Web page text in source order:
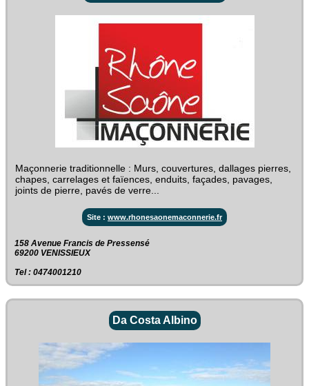
Maçonnerie traditionnelle : Murs, couvertures, dallages pierres,
chapes, carrelages et faïences, enduits, façades, pavages,
joints de pierre, pavés de verre...
Site : www.rhonesaonemaconnerie.fr
158 Avenue Francis de Pressensé‎
69200 VENISSIEUX
Tel : 0474001210
Da Costa Albino